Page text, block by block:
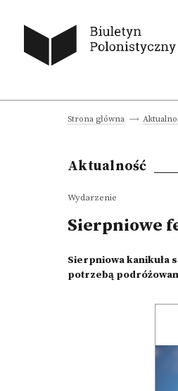
Strona główna
Aktualność
Wydarzenie
Sierpniowe
Sierpniowa kanikuła
potrzebą